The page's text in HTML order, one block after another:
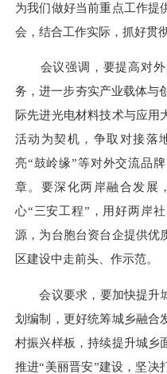
为我们做好当前重点工作提
会，结合工作实际，抓好贯
会议强调，要提高对外
务，进一步夯实产业载体与
际先进光电材料技术与应用
活动为契机，争取对接落
亮“鼓岭缘”等对外交流品
章。要深化两岸融合发展
心“三安工程”，用好两岸
源，为台胞台资台企提供优
区建设中走前头、作示范。
会议要求，要加快提升
划编制，更好统筹城乡融合
村振兴样板，持续提升城乡
推进“美丽晋安”建设，坚决